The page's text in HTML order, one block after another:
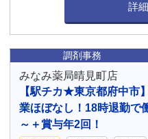
詳
調剤事務
みなみ薬局晴見町店
【駅チカ★東京都府中市
業ほぼなし！18時退勤で
～＋賞与年2回！